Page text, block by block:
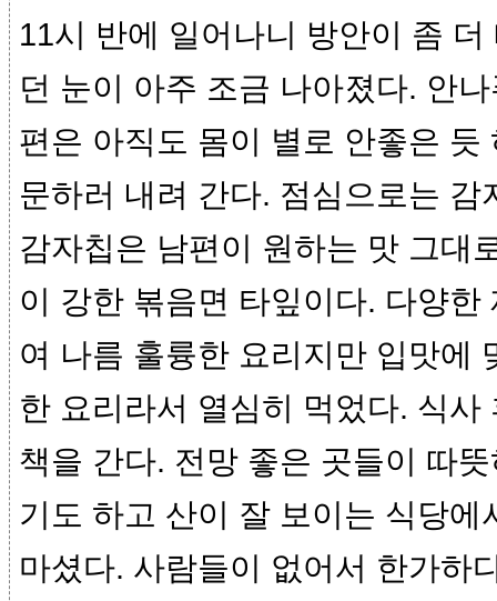
11시 반에 일어나니 방안이 좀
던 눈이 아주 조금 나아졌다. 안
편은 아직도 몸이 별로 안좋은 듯
문하러 내려 간다. 점심으로는 감
감자칩은 남편이 원하는 맛 그대
이 강한 볶음면 타잎이다. 다양한
여 나름 훌륭한 요리지만 입맛에
한 요리라서 열심히 먹었다. 식사
책을 간다. 전망 좋은 곳들이 따
기도 하고 산이 잘 보이는 식당에
마셨다. 사람들이 없어서 한가하